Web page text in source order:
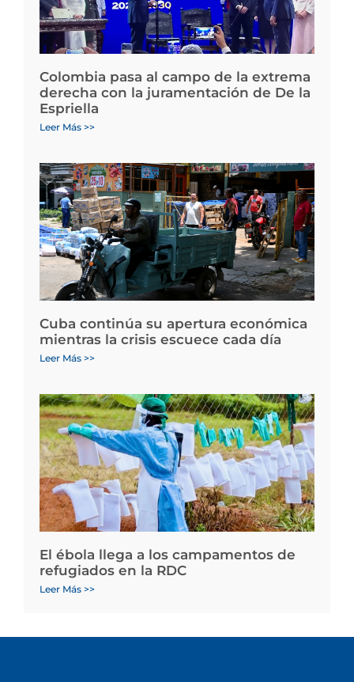
Colombia pasa al campo de la extrema
derecha con la juramentación de De la
Espriella
Leer Más >>
Cuba continúa su apertura económica
mientras la crisis escuece cada día
Leer Más >>
El ébola llega a los campamentos de
refugiados en la RDC
Leer Más >>